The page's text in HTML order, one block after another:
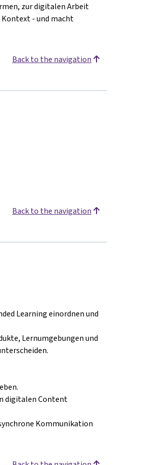
zur digitalen Arbeit
- und macht
Back to the navigation
Back to the navigation
Learning einordnen und
Lernumgebungen und
digitalen Content
Kommunikation